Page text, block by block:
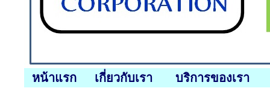
หน้าแรก เกี่ยวกับเรา
บริการของเรา